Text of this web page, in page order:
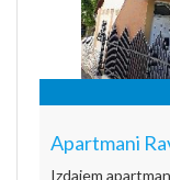
Apartmani
Izdajem